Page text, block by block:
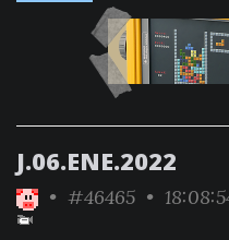
J.06.ENE.2022
• #46465 •